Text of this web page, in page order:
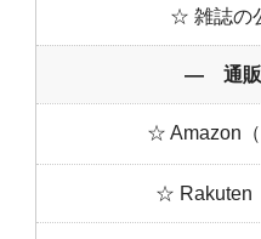
☆ 雑誌の
― 通
☆ Amazon
☆ Rakuten